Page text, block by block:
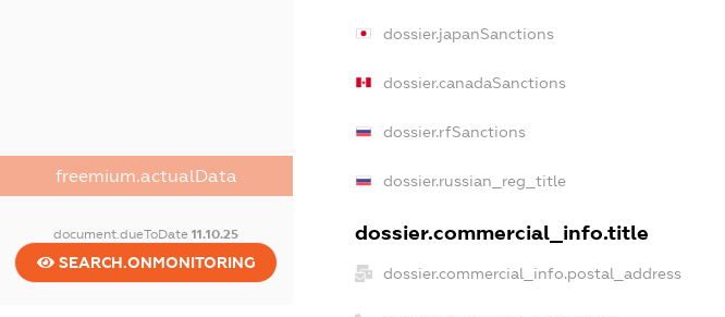
freemium.actualData
document.dueToDate11.10.25
SEARCH.ONMONITORING
dossier.japanSanctions
dossier.canadaSanctions
dossier.rfSanctions
dossier.russian_reg_title
dossier.commercial_info.title
dossier.commercial_info.postal_address